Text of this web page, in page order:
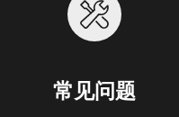
常见问题